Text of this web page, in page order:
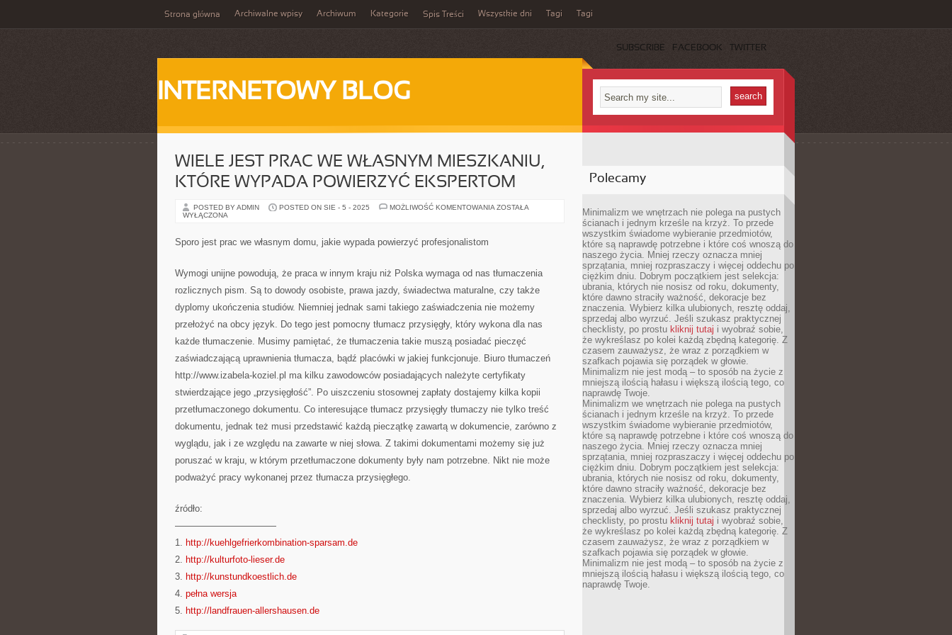
Strona główna Archiwalne wpisy Archiwum Kategorie Spis Treści Wszystkie dni Tagi Tagi
SUBSCRIBE FACEBOOK TWITTER
INTERNETOWY BLOG
WIELE JEST PRAC WE WŁASNYM MIESZKANIU,
KTÓRE WYPADA POWIERZYĆ EKSPERTOM
POSTED BY ADMIN POSTED ON SIE - 5 - 2025 MOŻLIWOŚĆ KOMENTOWANIA WIELE
POWIERZYĆ
EKSPERTOM
ZOSTAŁA
WYŁĄCZONA
Sporo jest prac we własnym domu, jakie wypada powierzyć profesjonalistom
Wymogi unijne powodują, że praca w innym kraju niż Polska wymaga od nas tłumaczenia
rozlicznych pism. Są to dowody osobiste, prawa jazdy, świadectwa maturalne, czy także
dyplomy ukończenia studiów. Niemniej jednak sami takiego zaświadczenia nie możemy
przełożyć na obcy język. Do tego jest pomocny tłumacz przysięgły, który wykona dla nas
każde tłumaczenie. Musimy pamiętać, że tłumaczenia takie muszą posiadać pieczęć
zaświadczającą uprawnienia tłumacza, bądź placówki w jakiej funkcjonuje. Biuro tłumaczeń
http://www.izabela-koziel.pl ma kilku zawodowców posiadających należyte certyfikaty
stwierdzające jego „przysięgłość”. Po uiszczeniu stosownej zapłaty dostajemy kilka kopii
przetłumaczonego dokumentu. Co interesujące tłumacz przysięgły tłumaczy nie tylko treść
dokumentu, jednak też musi przedstawić każdą pieczątkę zawartą w dokumencie, zarówno z
wyglądu, jak i ze względu na zawarte w niej słowa. Z takimi dokumentami możemy się już
poruszać w kraju, w którym przetłumaczone dokumenty były nam potrzebne. Nikt nie może
podważyć pracy wykonanej przez tłumacza przysięgłego.
źródło:
———————————
1. http://kuehlgefrierkombination-sparsam.de
2. http://kulturfoto-lieser.de
3. http://kunstundkoestlich.de
4. pełna wersja
5. http://landfrauen-allershausen.de
Polecamy
Minimalizm we wnętrzach nie polega na pustych
ścianach i jednym krześle na krzyż. To przede
wszystkim świadome wybieranie przedmiotów,
które są naprawdę potrzebne i które coś wnoszą do
naszego życia. Mniej rzeczy oznacza mniej
sprzątania, mniej rozpraszaczy i więcej oddechu po
ciężkim dniu. Dobrym początkiem jest selekcja:
ubrania, których nie nosisz od roku, dokumenty,
które dawno straciły ważność, dekoracje bez
znaczenia. Wybierz kilka ulubionych, resztę oddaj,
sprzedaj albo wyrzuć. Jeśli szukasz praktycznej
checklisty, po prostu kliknij tutaj i wyobraź sobie,
że wykreślasz po kolei każdą zbędną kategorię. Z
czasem zauważysz, że wraz z porządkiem w
szafkach pojawia się porządek w głowie.
Minimalizm nie jest modą – to sposób na życie z
mniejszą ilością hałasu i większą ilością tego, co
naprawdę Twoje.
Minimalizm we wnętrzach nie polega na pustych
ścianach i jednym krześle na krzyż. To przede
wszystkim świadome wybieranie przedmiotów,
które są naprawdę potrzebne i które coś wnoszą do
naszego życia. Mniej rzeczy oznacza mniej
sprzątania, mniej rozpraszaczy i więcej oddechu po
ciężkim dniu. Dobrym początkiem jest selekcja:
ubrania, których nie nosisz od roku, dokumenty,
które dawno straciły ważność, dekoracje bez
znaczenia. Wybierz kilka ulubionych, resztę oddaj,
sprzedaj albo wyrzuć. Jeśli szukasz praktycznej
checklisty, po prostu kliknij tutaj i wyobraź sobie,
że wykreślasz po kolei każdą zbędną kategorię. Z
czasem zauważysz, że wraz z porządkiem w
szafkach pojawia się porządek w głowie.
Minimalizm nie jest modą – to sposób na życie z
mniejszą ilością hałasu i większą ilością tego, co
naprawdę Twoje.